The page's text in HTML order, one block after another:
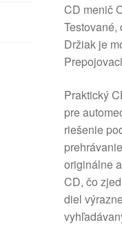
CD menič
Držiak je
Praktický
pre
riešenie
originálne
CD, čo
diel